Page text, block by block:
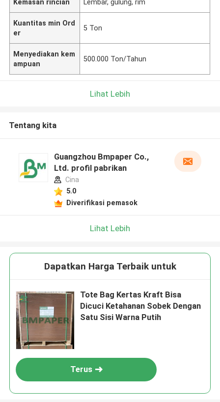
Kemasan rincian Lembar, gulung, rim
Kuantitas min Ord
er
5 Ton
Menyediakan kem
ampuan
500.000 Ton/Tahun
Lihat Lebih
Tentang kita
Guangzhou Bmpaper Co.,
Ltd. profil pabrikan
Cina
5.0
Diverifikasi pemasok
Lihat Lebih
Dapatkan Harga Terbaik untuk
Tote Bag Kertas Kraft Bisa
Dicuci Ketahanan Sobek Dengan
Satu Sisi Warna Putih
Terus